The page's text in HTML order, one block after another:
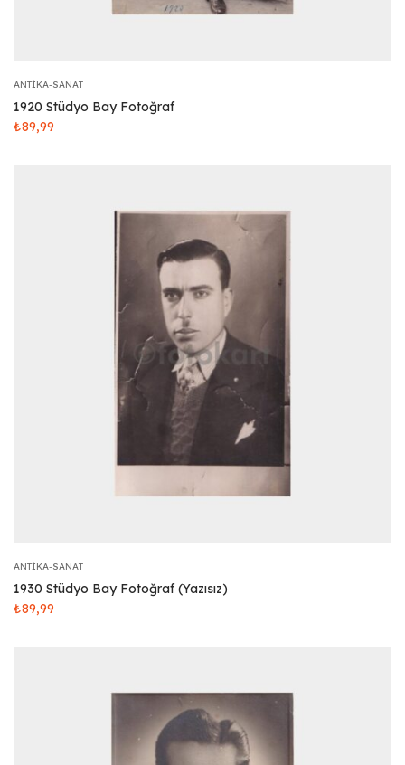
ANTIKA-SANAT
1920 Stüdyo Bay Fotoğraf
₺89,99
ANTIKA-SANAT
1930 Stüdyo Bay Fotoğraf (Yazısız)
₺89,99